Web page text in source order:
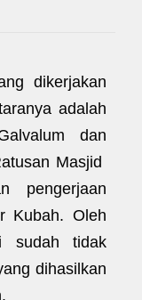
dikerjakan
adalah
dan
Masjid
pengerjaan
Kubah. Oleh
sudah tidak
dihasilkan